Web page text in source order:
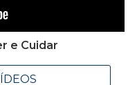
e Cuidar